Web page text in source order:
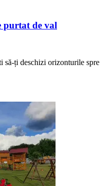
purtat de val
să-ți deschizi orizonturile spre